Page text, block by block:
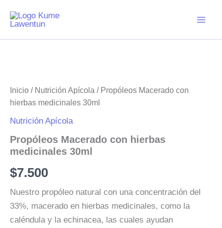
Inicio / Nutrición Apícola / Propóleos Macerado con
hierbas medicinales 30ml
Nutrición Apícola
Propóleos Macerado con hierbas
medicinales 30ml
$7.500
Nuestro propóleo natural con una concentración del
33%, macerado en hierbas medicinales, como la
caléndula y la echinacea, las cuales ayudan